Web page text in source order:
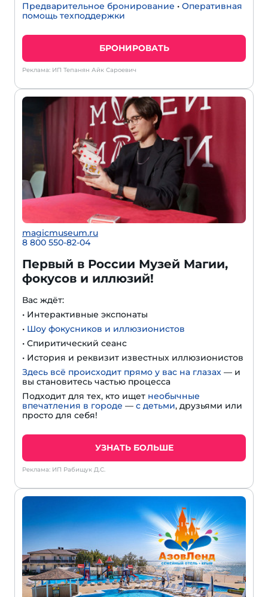
Предварительное бронирование • Оперативная
помощь техподдержки
БРОНИРОВАТЬ
Реклама: ИП Тепанян Айк Сароевич
magicmuseum.ru
8 800 550-82-04
Первый в России Музей Магии,
фокусов и иллюзий!
Вас ждёт:
• Интерактивные экспонаты
• Шоу фокусников и иллюзионистов
• Спиритический сеанс
• История и реквизит известных иллюзионистов
Здесь всё происходит прямо у вас на глазах — и
вы становитесь частью процесса
Подходит для тех, кто ищет необычные
впечатления в городе — с детьми, друзьями или
просто для себя!
УЗНАТЬ БОЛЬШЕ
Реклама: ИП Рабищук Д.С.